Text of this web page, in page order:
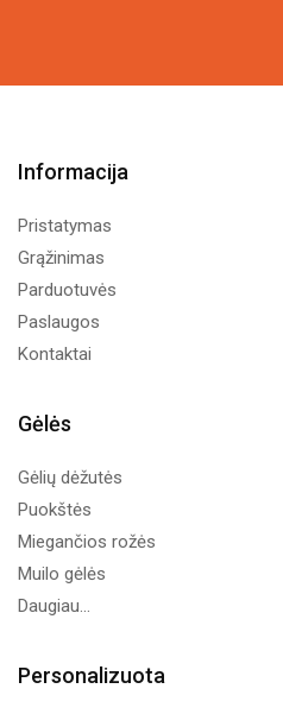
Informacija
Pristatymas
Grąžinimas
Parduotuvės
Paslaugos
Kontaktai
Gėlės
Gėlių dėžutės
Puokštės
Miegančios rožės
Muilo gėlės
Daugiau...
Personalizuota